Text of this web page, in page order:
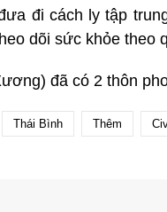
đi cách ly tập
dõi sức khỏe theo
đã có 2 thôn
Thái Bình Thêm